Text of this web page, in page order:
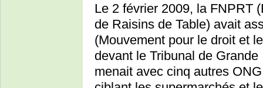
Le 2 février 2009, la FNPRT
de Raisins de Table) avait
(Mouvement pour le droit et
devant le Tribunal de
menait avec cinq autres